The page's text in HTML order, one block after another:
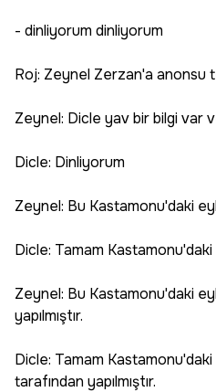
- dinliyorum dinliyorum
Roj: Zeynel Zerzan'a anonsu
Zeynel: Dicle yav bir bilgi var
Dicle: Dinliyorum
Zeynel: Bu Kastamonu'daki
Dicle: Tamam Kastamonu'daki
Zeynel: Bu Kastamonu'daki
yapılmıştır.
Dicle: Tamam
tarafından yapılmıştır.